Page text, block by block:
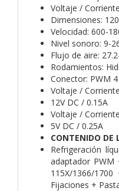
Voltaje /
Dimensiones:
Velocidad: 600-
Nivel sonoro: 9-
Flujo de aire:
Rodamientos:
Conector: PWM
Voltaje /
12V DC / 0.15A
Voltaje /
5V DC / 0.25A
CONTENIDO DE
Refrigeración
adaptador PWM
115X/1366/
Fijaciones +